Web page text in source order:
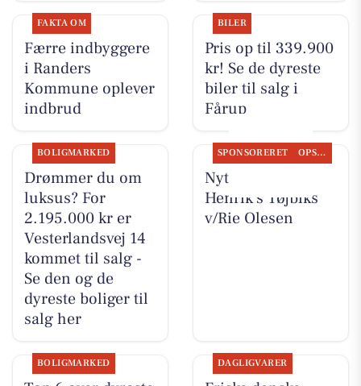
FAKTA OM
Færre indbyggere
i Randers
Kommune oplever
indbrud
BILER
Pris op til 339.900
kr! Se de dyreste
biler til salg i
Fårup
BOLIGMARKED
Drømmer du om
luksus? For
2.195.000 kr er
Vesterlandsvej 14
kommet til salg -
Se den og de
dyreste boliger til
salg her
SPONSORERET OPSLAGSTAVLEN
Nyt fra Rie &
Henrik's Tøjbiks
v/Rie Olesen
BOLIGMARKED DAGLIGVARER